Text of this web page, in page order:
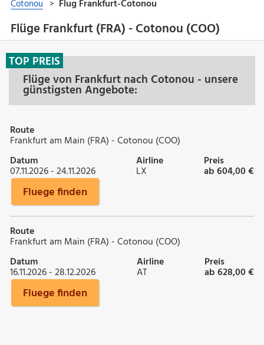
Flüge Frankfurt (FRA) - Cotonou (COO)
Flüge von Frankfurt nach Cotonou - unsere
günstigsten Angebote:
TOP PREIS
Route
Frankfurt am Main (FRA) - Cotonou (COO)
Datum
07.11.2026 - 24.11.2026
Airline
LX
Preis
ab 604,00 €
Fluege finden
Route
Frankfurt am Main (FRA) - Cotonou (COO)
Datum
16.11.2026 - 28.12.2026
Airline
AT
Preis
ab 628,00 €
Fluege finden